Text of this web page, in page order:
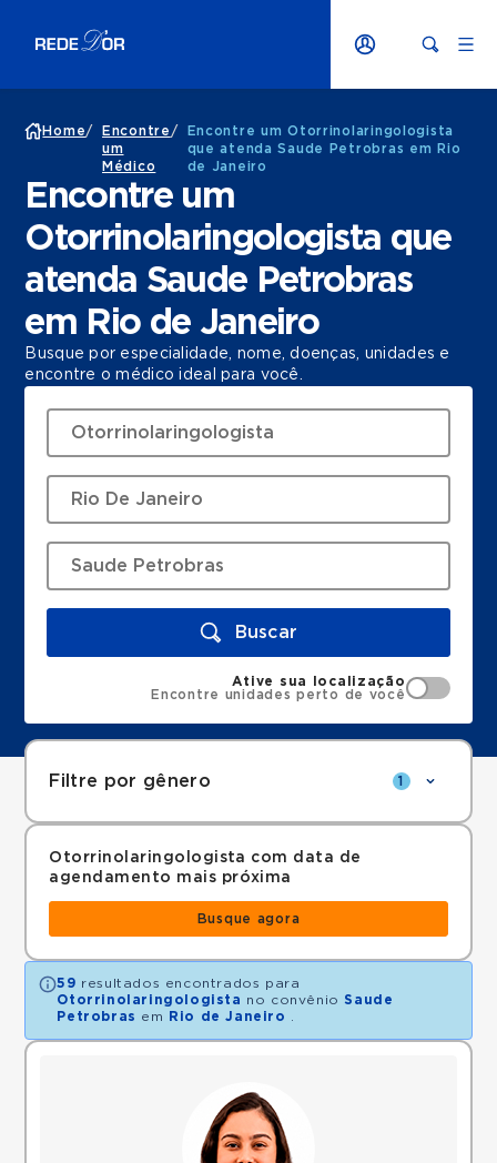
Home/
Encontre
um
Médico
/
Encontre um Otorrinolaringologista
que atenda Saude Petrobras em Rio
de Janeiro
Encontre um
Otorrinolaringologista que
atenda Saude Petrobras
em Rio de Janeiro
Busque por especialidade, nome, doenças, unidades e
encontre o médico ideal para você.
Buscar
Ative sua localização
Encontre unidades perto de você
Filtre por gênero 1
Otorrinolaringologista com data de
agendamento mais próxima
Busque agora
59 resultados encontrados para
Otorrinolaringologista no convênio Saude
Petrobras em Rio de Janeiro